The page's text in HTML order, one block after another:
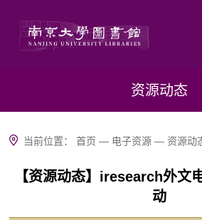
资源动态
当前位置：首页 — 电子资源 —资源动
【资源动态】iresearch外文
动